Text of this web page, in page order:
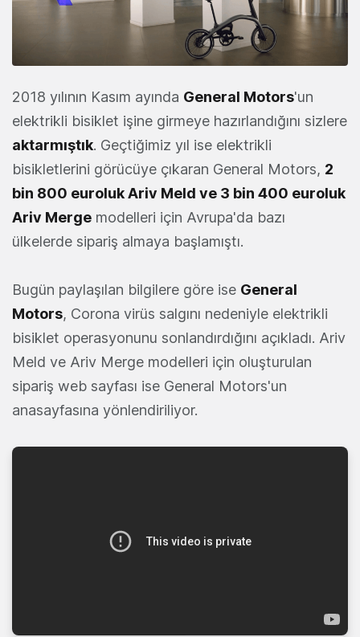
2018 yılının Kasım ayında General Motors'un
elektrikli bisiklet işine girmeye hazırlandığını sizlere
aktarmıştık. Geçtiğimiz yıl ise elektrikli
bisikletlerini görücüye çıkaran General Motors, 2
bin 800 euroluk Ariv Meld ve 3 bin 400 euroluk
Ariv Merge modelleri için Avrupa'da bazı
ülkelerde sipariş almaya başlamıştı.
Bugün paylaşılan bilgilere göre ise General
Motors, Corona virüs salgını nedeniyle elektrikli
bisiklet operasyonunu sonlandırdığını açıkladı. Ariv
Meld ve Ariv Merge modelleri için oluşturulan
sipariş web sayfası ise General Motors'un
anasayfasına yönlendiriliyor.